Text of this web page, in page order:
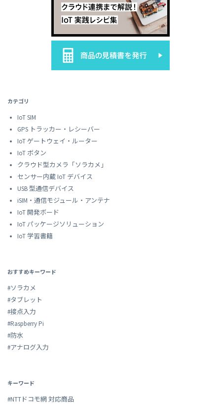
カテゴリ
IoT SIM
GPS トラッカー・レシーバー
IoT ゲートウェイ・ルーター
IoT ボタン
クラウド型カメラ「ソラカメ」
センサー内蔵 IoT デバイス
USB 型通信デバイス
iSIM・通信モジュール・アンテナ
IoT 開発ボード
IoT パッケージソリューション
IoT 学習書籍
おすすめキーワード
#ソラカメ
#タブレット
#接点入力
#Raspberry Pi
#防水
#アナログ入力
キーワード
#NTTドコモ網 対応商品